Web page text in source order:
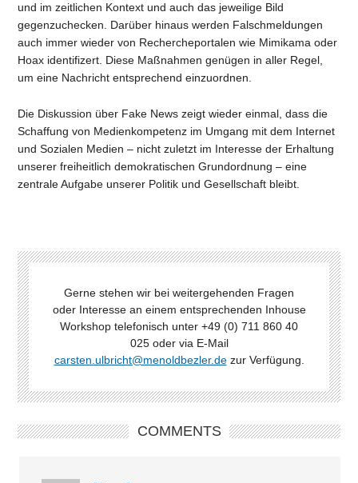
und im zeitlichen Kontext und auch das jeweilige Bild
gegenzuchecken. Darüber hinaus werden Falschmeldungen
auch immer wieder von Rechercheportalen wie Mimikama oder
Hoax identifizert. Diese Maßnahmen genügen in aller Regel,
um eine Nachricht entsprechend einzuordnen.
Die Diskussion über Fake News zeigt wieder einmal, dass die
Schaffung von Medienkompetenz im Umgang mit dem Internet
und Sozialen Medien – nicht zuletzt im Interesse der Erhaltung
unserer freiheitlich demokratischen Grundordnung – eine
zentrale Aufgabe unserer Politik und Gesellschaft bleibt.
Gerne stehen wir bei weitergehenden Fragen
oder Interesse an einem entsprechenden Inhouse
Workshop telefonisch unter +49 (0) 711 860 40
025 oder via E-Mail
carsten.ulbricht@menoldbezler.dezur Verfügung.
COMMENTS